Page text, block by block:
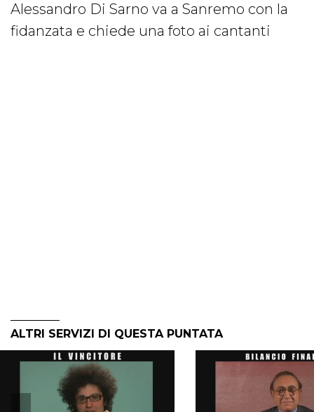
Alessandro Di Sarno va a Sanremo con la
fidanzata e chiede una foto ai cantanti
ALTRI SERVIZI DI QUESTA PUNTATA